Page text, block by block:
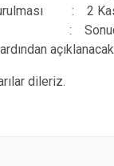
: 2
:
dileriz.